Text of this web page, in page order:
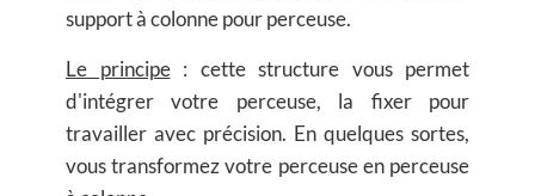
support à colonnepour perceuse.
Le principe: cette structure vous permet
d'intégrer votre perceuse, la fixer pour
travailler avec précision. En quelques sortes,
vous transformez votre perceuse en perceuse